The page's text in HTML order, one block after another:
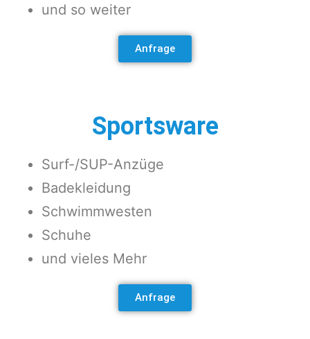
und so weiter
Anfrage
Sportsware
Surf-/SUP-Anzüge
Badekleidung
Schwimmwesten
Schuhe
und vieles Mehr
Anfrage